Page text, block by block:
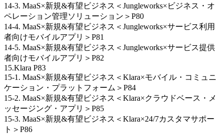
14-3. MaaS×新規&有望ビジネス＜Jungleworks×ビジネス・オ
ペレーション管理ソリューション＞P80
14-4. MaaS×新規&有望ビジネス＜Jungleworks×サービス利用
者向けモバイルアプリ＞P81
14-5. MaaS×新規&有望ビジネス＜Jungleworks×サービス提供
者向けモバイルアプリ＞P82
15.Klara P83
15-1. MaaS×新規&有望ビジネス＜Klara×モバイル・コミュニ
ケーション・プラットフォーム＞P84
15-2. MaaS×新規&有望ビジネス＜Klara×クラウドベース・メ
ッセージング・アプリ＞P85
15-3. MaaS×新規&有望ビジネス＜Klara×24/7カスタマサポー
ト＞P86